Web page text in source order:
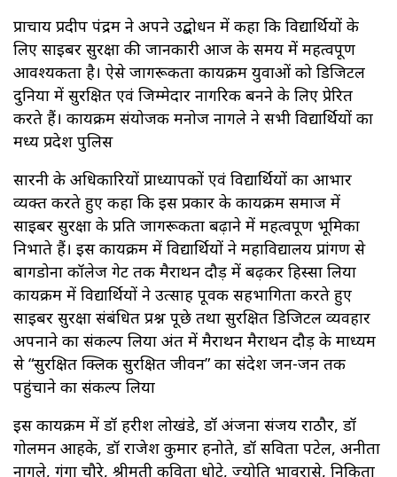
प्राचार्य प्रदीप पंद्रम ने अपने उद्बोधन में कहा कि विद्यार्थियों के
लिए साइबर सुरक्षा की जानकारी आज के समय में महत्वपूर्ण
आवश्यकता है। ऐसे जागरूकता कार्यक्रम युवाओं को डिजिटल
दुनिया में सुरक्षित एवं जिम्मेदार नागरिक बनने के लिए प्रेरित
करते हैं। कार्यक्रम संयोजक मनोज नागले ने सभी विद्यार्थियों का
मध्य प्रदेश पुलिस
सारनी के अधिकारियों प्राध्यापकों एवं विद्यार्थियों का आभार
व्यक्त करते हुए कहा कि इस प्रकार के कार्यक्रम समाज में
साइबर सुरक्षा के प्रति जागरूकता बढ़ाने में महत्वपूर्ण भूमिका
निभाते हैं। इस कार्यक्रम में विद्यार्थियों ने महाविद्यालय प्रांगण से
बागडोना कॉलेज गेट तक मैराथन दौड़ में बढ़कर हिस्सा लिया
कार्यक्रम में विद्यार्थियों ने उत्साह पूर्वक सहभागिता करते हुए
साइबर सुरक्षा संबंधित प्रश्न पूछे तथा सुरक्षित डिजिटल व्यवहार
अपनाने का संकल्प लिया अंत में मैराथन मैराथन दौड़ के माध्यम
से “सुरक्षित क्लिक सुरक्षित जीवन” का संदेश जन-जन तक
पहुंचाने का संकल्प लिया
इस कार्यक्रम में डॉ हरीश लोखंडे, डॉ अंजना संजय राठौर, डॉ
गोलमन आहके, डॉ राजेश कुमार हनोते, डॉ सविता पटेल, अनीता
नागले, गंगा चौरे, श्रीमती कविता धोटे, ज्योति भावरासे, निकिता